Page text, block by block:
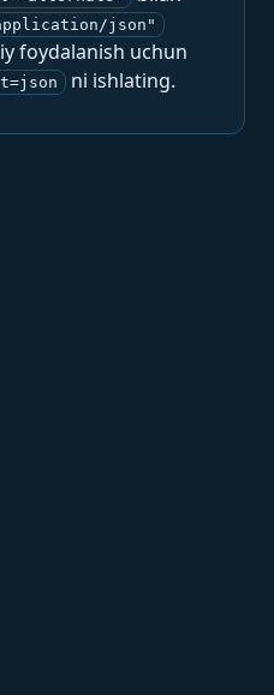
json"
foydalanish uchun
ni ishlating.